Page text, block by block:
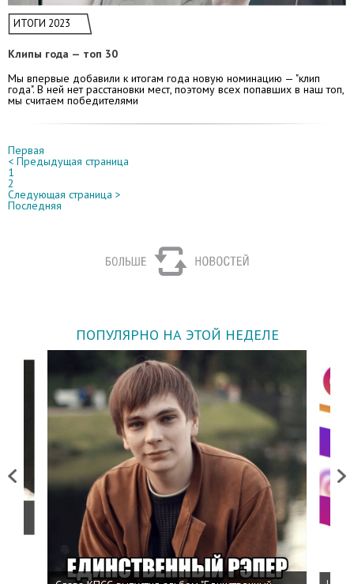
ИТОГИ 2023
Клипы года — топ 30
Мы впервые добавили к итогам года новую номинацию — "клип
года". В ней нет расстановки мест, поэтому всех попавших в наш топ,
мы считаем победителями
Первая
< Предыдущая страница
1
2
Следующая страница >
Последняя
ПОПУЛЯРНО НА ЭТОЙ НЕДЕЛЕ
Previous Next